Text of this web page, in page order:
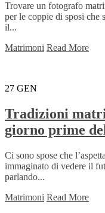
Trovare un fotografo
per le coppie di sposi che
il...
Matrimoni Read More
27 GEN
Tradizioni
giorno prime
Ci sono spose che
immaginato di vedere il
parlando...
Matrimoni Read More